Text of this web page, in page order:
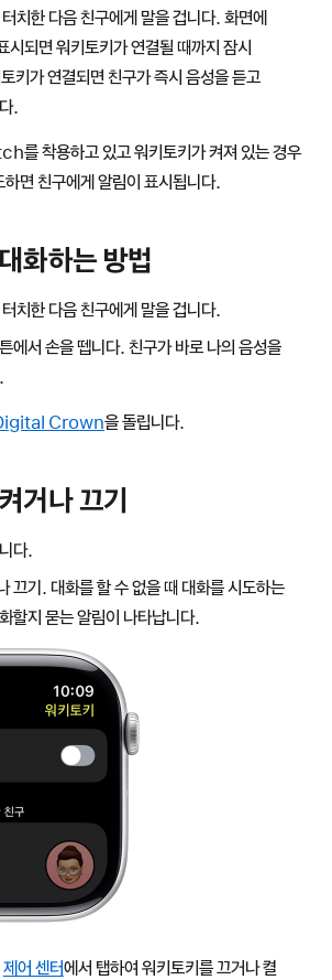
치한 다음 친구에게 말을 겁니다. 화면에
되면 워키토키가 연결될 때까지 잠시
키가 연결되면 친구가 즉시 음성을 듣고
.
착용하고 있고 워키토키가 켜져 있는 경우
면 친구에게 알림이 표시됩니다.
화하는 방법
치한 다음 친구에게 말을 겁니다.
에서 손을 뗍니다. 친구가 바로 나의 음성을
Crown을 돌립니다.
거나 끄기
다.
끄기. 대화를 할 수 없을 때 대화를 시도하는
할지 묻는 알림이 나타납니다.
제어 센터에서 탭하여 워키토키를 끄거나 켤